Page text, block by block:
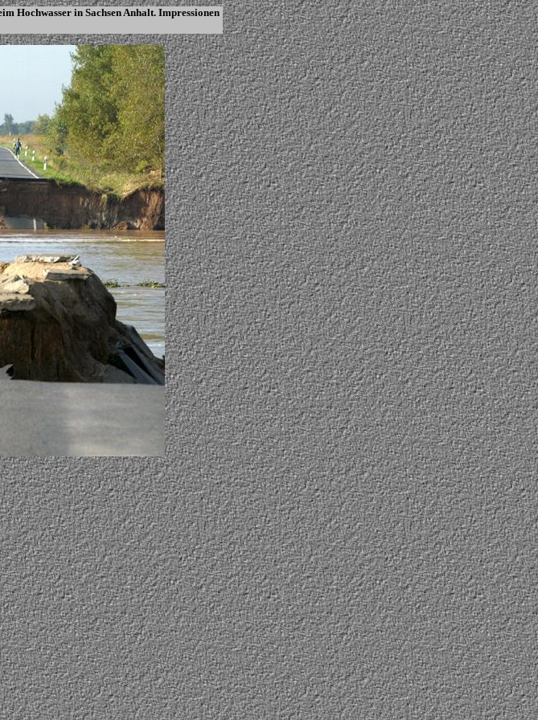
Hochwasser in Sachsen Anhalt. Impressionen